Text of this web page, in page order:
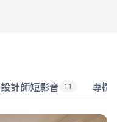
設計師短影音 11 專欄